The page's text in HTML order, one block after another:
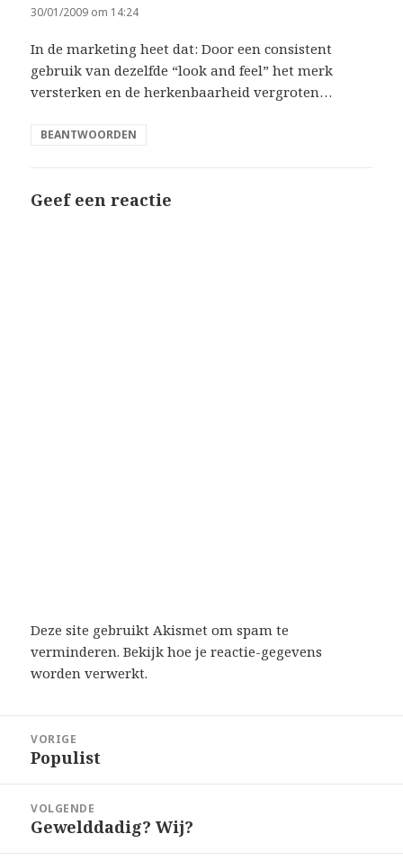
30/01/2009 om 14:24
In de marketing heet dat: Door een consistent
gebruik van dezelfde “look and feel” het merk
versterken en de herkenbaarheid vergroten…
BEANTWOORDEN
Geef een reactie
Deze site gebruikt Akismet om spam te
verminderen.Bekijk hoe je reactie-gegevens
worden verwerkt.
navigatie
VORIGE
Vorig
Populist
VOLGENDE
Volgend
Gewelddadig? Wij?